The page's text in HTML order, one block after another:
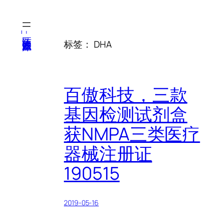
标签： DHA
百傲科技，三款
基因检测试剂盒
获NMPA三类医疗
器械注册证
190515
2019-05-16